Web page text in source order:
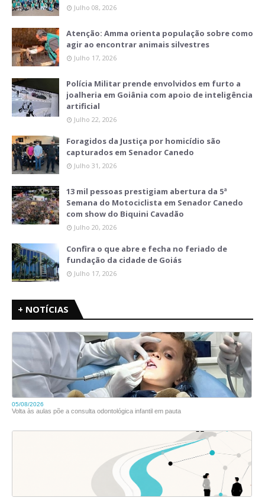
Julho 08, 2026
Atenção: Amma orienta população sobre como
agir ao encontrar animais silvestres
Julho 17, 2026
Polícia Militar prende envolvidos em furto a
joalheria em Goiânia com apoio de inteligência
artificial
Julho 22, 2026
Foragidos da Justiça por homicídio são
capturados em Senador Canedo
Julho 31, 2026
13 mil pessoas prestigiam abertura da 5ª
Semana do Motociclista em Senador Canedo
com show do Biquini Cavadão
Julho 20, 2026
Confira o que abre e fecha no feriado de
fundação da cidade de Goiás
Julho 17, 2026
+ NOTÍCIAS